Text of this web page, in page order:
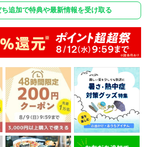
追加で特典や最新情報を受け取る